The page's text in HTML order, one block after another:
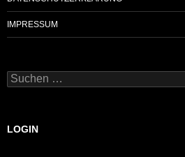
IMPRESSUM
Suchen
nach:
LOGIN